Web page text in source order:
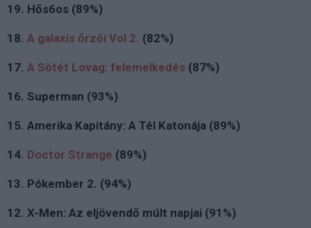
19. Hős6os (89%)
18. A galaxis őrzői Vol 2. (82%)
17. A Sötét Lovag: felemelkedés (87%)
16. Superman (93%)
15. Amerika Kapitány: A Tél Katonája (89%)
14. Doctor Strange (89%)
13. Pókember 2. (94%)
12. X-Men: Az eljövendő múlt napjai (91%)